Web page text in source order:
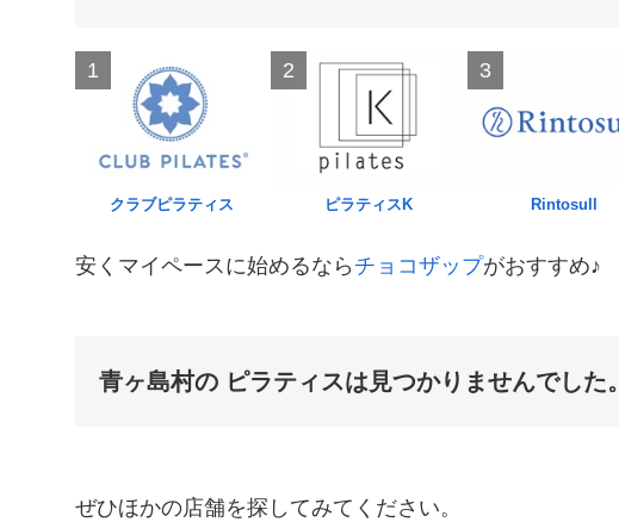
1
クラブピラティス
2
ピラティスK
3
Rintosull
安くマイペースに始めるなら チョコザップがおすすめ♪
青ヶ島村の ピラティスは見つかりませんでした。
ぜひほかの店舗を探してみてください。